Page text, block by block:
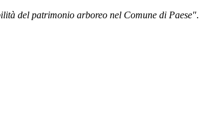
del patrimonio arboreo nel Comune di Paese".